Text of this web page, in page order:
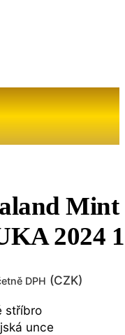
2024
DPH (CZK)
stříbro
unce